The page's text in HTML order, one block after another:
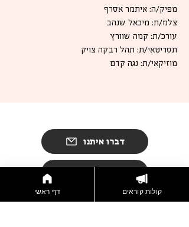
מפיק/ה: איתמר אסרף
צלמ/ת: מיכאל שנהב
עורכ/ת: קמה שוורץ
תסריטאי/ת: תהל רבקה צויק
מוזיקאי/ת: נגה קדם
דברו איתנו
דף ראשי קולות קוראים